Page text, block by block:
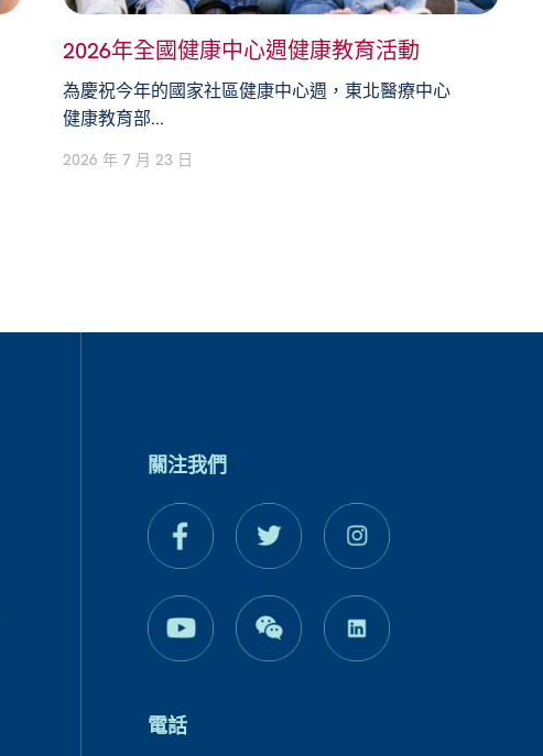
2026年全國健康中心週健康教育活動
為慶祝今年的國家社區健康中心週，東北醫療中心
健康教育部...
2026 年 7 月 23 日
關注我們
電話